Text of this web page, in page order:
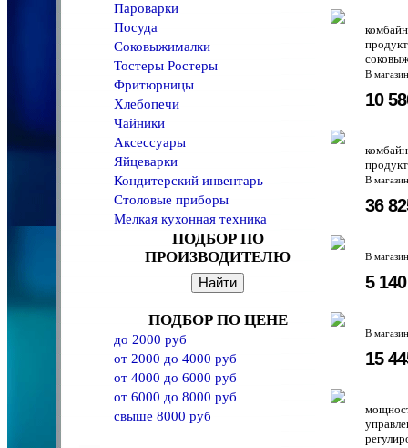
Пароварки
Посуда
Соковыжималки
Тостеры Ростеры
Фритюрницы
Хлебопечи
Чайники
Аксессуары
Яйцеварки
Кондитерский инвентарь
Столовые приборы
Мелкая кухонная техника
ПОДБОР ПО
ПРОИЗВОДИТЕЛЮ
ПОДБОР ПО ЦЕНЕ
до 2000 руб
от 2000 до 4000 руб
от 4000 до 6000 руб
от 6000 до 8000 руб
свыше 8000 руб
В
10
В
36
В
5
В
15